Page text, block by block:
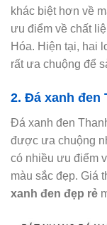
khác biệt hơn về
ưu điểm về chất
Hóa. Hiện tại, hai
rất ưa chuộng để
2. Đá xanh đen
Đá xanh đen
được ưa chuộng
có nhiều ưu điểm
màu sắc đẹp. Giá
xanh đen đẹp rẻ